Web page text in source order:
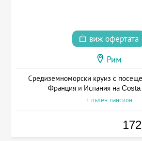
виж офертата
Рим
Средиземноморски круиз с
Франция и Испания на
+ пълен пансион